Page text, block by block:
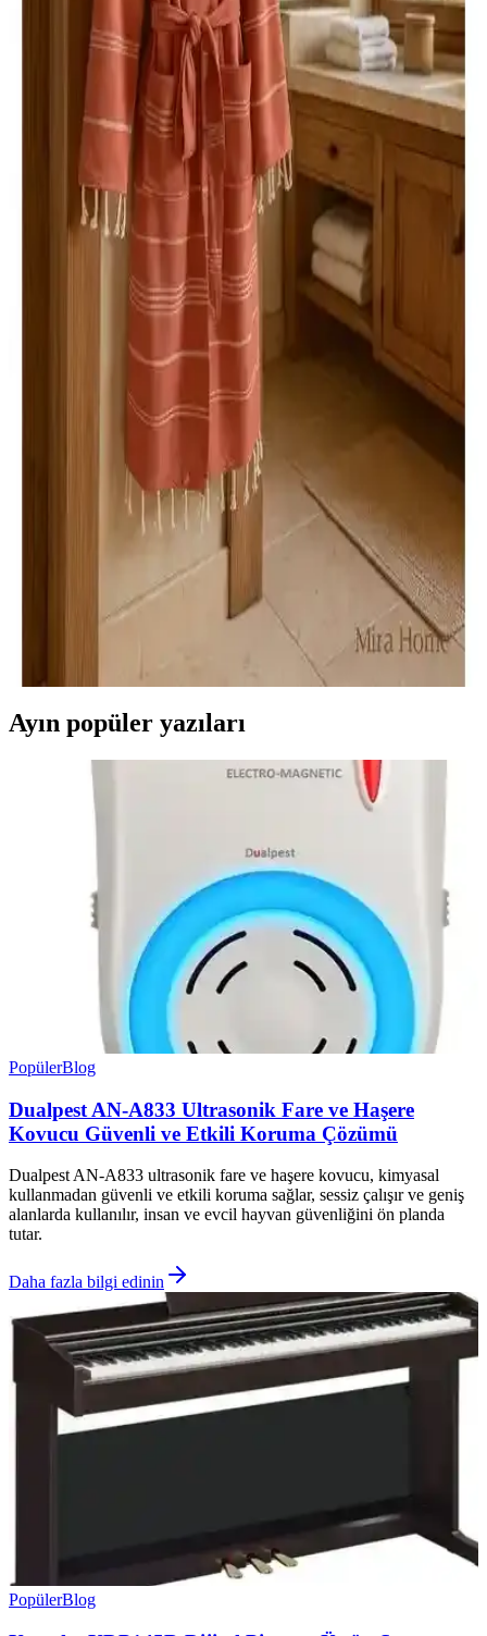
Calmera Home Natura ve Ephemeris pamuk peştemal ürünleri,
doğal pamuk kullanımı ve farklı özellikleriyle plaj, havuz ve spa
aktivitelerinde tercih ediliyor. Detaylı karşılaştırma ile ihtiyaçlarınıza
uygun olanı seçin.
Doğal Pamuklu Peştemal Bornozlarıyla Konfor ve
Şıklık Sağlayan Modeller
İki farklı pamuklu bornoz modelini detaylıca karşılaştırıyoruz.
Yüksek emicilik, hızlı kuruma ve şık tasarımlarıyla öne çıkan
ürünler hakkında bilgi edinin.
Ephemeris ve Formeya Pamuklu Kapüşonlu Bornoz
Karşılaştırması
İşte Ephemeris ve Formeya'nın yüksek kaliteli pamuklu kapüşonlu
bornozlarının detaylı karşılaştırması. Kullanıcı yorumları ve
özellikler sayesinde en uygun seçimi yapın.
Ephemeris ve Maisonette Hera Kapüşonlu Bornoz
Karşılaştırması: Hangi Model Daha Uygun
İki kapüşonlu bornoz modeli olan Ephemeris ve Maisonette
Hera'nın özellikleri, kullanıcı yorumları ve performansları detaylı
karşılaştırmasıyla en uygun seçimi yapmanıza yardımcı oluyor.
Peştemal Bornoz Karşılaştırması: Yüksek Emicilik
ve Şık Tasarımlarla Konfor Sağlar
İki yüksek kaliteli pamuklu peştemal bornozun özellikleri, kullanıcı
yorumları ve kullanım alanları detaylı karşılaştırmasıyla
Ayın popüler yazıları
PopülerBlog
Dualpest AN-A833 Ultrasonik Fare ve Haşere
Kovucu Güvenli ve Etkili Koruma Çözümü
Dualpest AN-A833 ultrasonik fare ve haşere kovucu, kimyasal
kullanmadan güvenli ve etkili koruma sağlar, sessiz çalışır ve geniş
alanlarda kullanılır, insan ve evcil hayvan güvenliğini ön planda
tutar.
Daha fazla bilgi edinin
PopülerBlog